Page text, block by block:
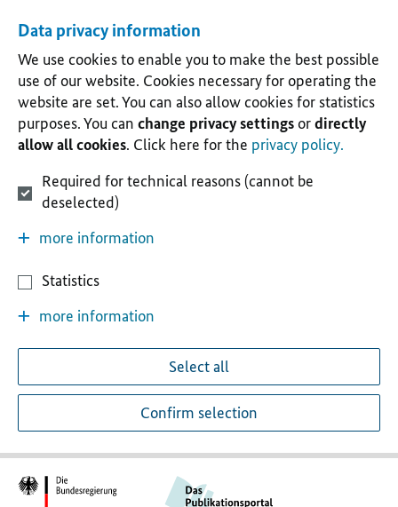
Data privacy information
We use cookies to enable you to make the best possible
use of our website. Cookies necessary for operating the
website are set. You can also allow cookies for statistics
purposes. You can change privacy settingsordirectly
allow all cookies. Click here for the privacy policy.
Required for technical reasons (cannot be
deselected)
more information
Statistics
more information
Select all
Confirm selection